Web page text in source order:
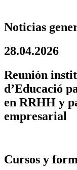
Noticias
28.04.2026
Reunión
d’Educació
en RRHH y
empresarial
Cursos y